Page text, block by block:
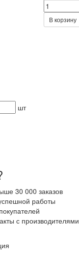
В корзину
шт
30 000 заказов
работы
с производителями